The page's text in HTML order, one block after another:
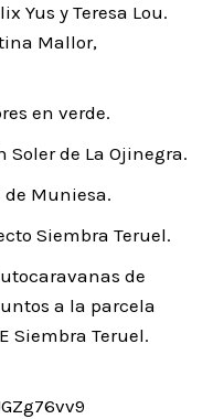
Yus y Teresa Lou.
Mallor,
en verde.
Soler de La Ojinegra.
Muniesa.
Siembra Teruel.
de
a la parcela
Siembra Teruel.